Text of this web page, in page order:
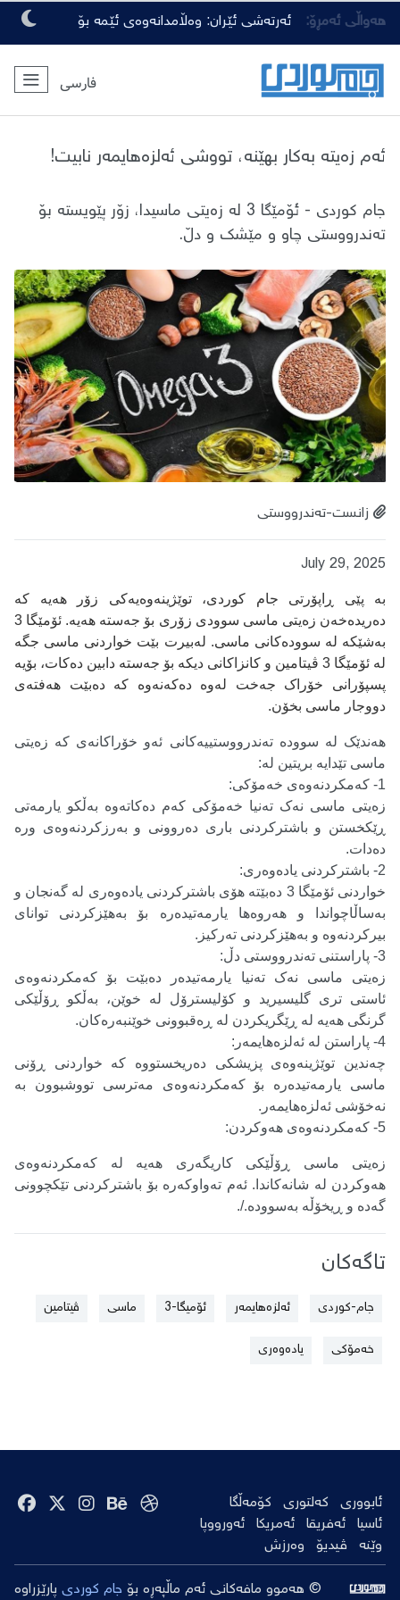
هەواڵی ئەمڕۆ: ئەرتەشی ئێران: وەڵامدانەوەی ئێمە بۆ
هەرچەشنە دەستدرێژیەکی دوژمنان، توندتر
و کەمەرشکێنتر دەبێت
فارسی
ئەم زەیتە بەکار بهێنە، تووشی ئەلزەهایمەر نابیت!
جام کوردی - ئۆمێگا 3 لە زەیتی ماسیدا، زۆر پێویستە بۆ
تەندرووستی چاو و مێشک و دڵ.
زانست-تەندرووستی
July 29, 2025
بە پێی ڕاپۆرتی جام کوردی، توێژینەوەیەکی زۆر هەیە کە
دەریدەخەن زەیتی ماسی سوودی زۆری بۆ جەستە هەیە. ئۆمێگا 3
بەشێکە لە سوودەکانی ماسی. لەبیرت بێت خواردنی ماسی جگە
لە ئۆمێگا 3 ڤیتامین و کانزاکانی دیکە بۆ جەستە دابین دەکات، بۆیە
پسپۆرانی خۆراک جەخت لەوە دەکەنەوە کە دەبێت هەفتەی
دووجار ماسی بخۆن.
هەندێک لە سوودە تەندرووستییەکانی ئەو خۆراکانەی کە زەیتی
ماسی تێدایە بریتین لە:
1- کەمکردنەوەی خەمۆکی:
زەیتی ماسی نەک تەنیا خەمۆکی کەم دەکاتەوە بەڵکو یارمەتی
ڕێکخستن و باشترکردنی باری دەروونی و بەرزکردنەوەی ورە
دەدات.
2- باشترکردنی یادەوەری:
خواردنی ئۆمێگا 3 دەبێتە هۆی باشترکردنی یادەوەری لە گەنجان و
بەساڵاچواندا و هەروەها یارمەتیدەرە بۆ بەهێزکردنی توانای
بیرکردنەوە و بەهێزکردنی تەرکیز.
3- پاراستنی تەندرووستی دڵ:
زەیتی ماسی نەک تەنیا یارمەتیدەر دەبێت بۆ کەمکردنەوەی
ئاستی تری گلیسیرید و کۆلیسترۆل لە خوێن، بەڵکو ڕۆڵێکی
گرنگی هەیە لە ڕێگریکردن لە ڕەقبوونی خوێنبەرەکان.
4- پاراستن لە ئەلزەهایمەر:
چەندین توێژینەوەی پزیشکی دەریخستووە کە خواردنی ڕۆنی
ماسی یارمەتیدەرە بۆ کەمکردنەوەی مەترسی تووشبوون بە
نەخۆشی ئەلزەهایمەر.
5- کەمکردنەوەی هەوکردن:
زەیتی ماسی ڕۆڵێکی کاریگەری هەیە لە کەمکردنەوەی
هەوکردن لە شانەکاندا. ئەم تەواوکەرە بۆ باشترکردنی تێکچوونی
گەدە و ڕیخۆڵە بەسوودە.
/.
تاگەکان
جام-کوردی ئەلزەهایمەر ئۆمیگا-3 ماسی ڤیتامین
خەمۆکی یادەوەری
ئابووری کەلتوری
کۆمەڵگا
ئاسیا ئەفریقا ئەمریکا ئەورووپا
وێنە
ڤیدیۆ وەرزش
© هەموو مافەکانی ئەم ماڵپەڕە بۆ جام کوردی پارێزراوە